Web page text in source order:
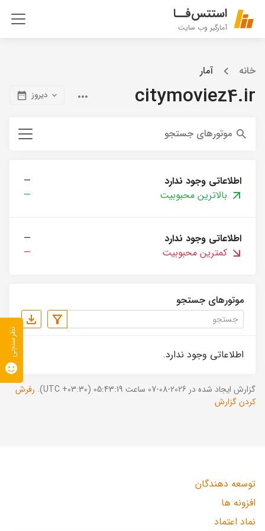
استتس‌فــا
آمارگیر وب سایت
خانه آمار
citymoviez4.ir دیروز
موتورهای جستجو
اطلاعاتی وجود ندارد
—
بالاترین محبوبیت
—
اطلاعاتی وجود ندارد
—
کمترین محبوبیت
—
موتورهای جستجو
اطلاعاتی وجود ندارد.
گزارش ایجاد شده در 2026-08-07 ساعت 05:43:19 (UTC +03:30).
رفرش
کردن گزارش
توسعه دهندگان
افزونه ها
نماد اعتماد
نظرسنجی